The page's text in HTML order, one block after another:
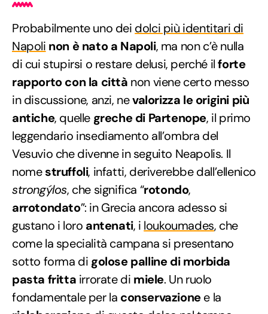
Probabilmente uno dei dolci più identitari di
Napoli non è nato a Napoli, ma non c’è nulla
di cui stupirsi o restare delusi, perché ilforte
rapporto con la città non viene certo messo
in discussione, anzi, nevalorizza le origini più
antiche, quelle greche di Partenope, il primo
leggendario insediamento all’ombra del
Vesuvio che divenne in seguito Neapolis. Il
nomestruffoli, infatti, deriverebbe dall’ellenico
strongýlos, che significa “rotondo,
arrotondato”: in Grecia ancora adesso si
gustano i loro antenati, i loukoumades, che
come la specialità campana si presentano
sotto forma di golose palline di morbida
pasta fritta irrorate di miele. Un ruolo
fondamentale per la conservazionee la